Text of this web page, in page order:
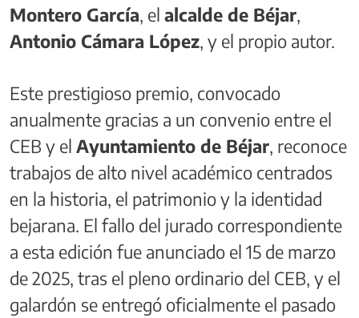
Montero García, el alcalde de Béjar,
Antonio Cámara López, y el propio autor.
Este prestigioso premio, convocado
anualmente gracias a un convenio entre el
CEB y el Ayuntamiento de Béjar, reconoce
trabajos de alto nivel académico centrados
en la historia, el patrimonio y la identidad
bejarana. El fallo del jurado correspondiente
a esta edición fue anunciado el 15 de marzo
de 2025, tras el pleno ordinario del CEB, y el
galardón se entregó oficialmente el pasado